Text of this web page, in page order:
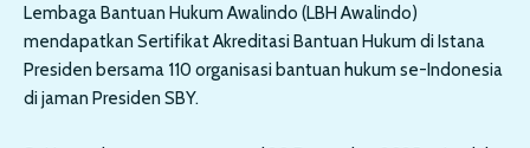
Lembaga Bantuan Hukum Awalindo (LBH Awalindo)
mendapatkan Sertifikat Akreditasi Bantuan Hukum di Istana
Presiden bersama 110 organisasi bantuan hukum se-Indonesia
di jaman Presiden SBY.